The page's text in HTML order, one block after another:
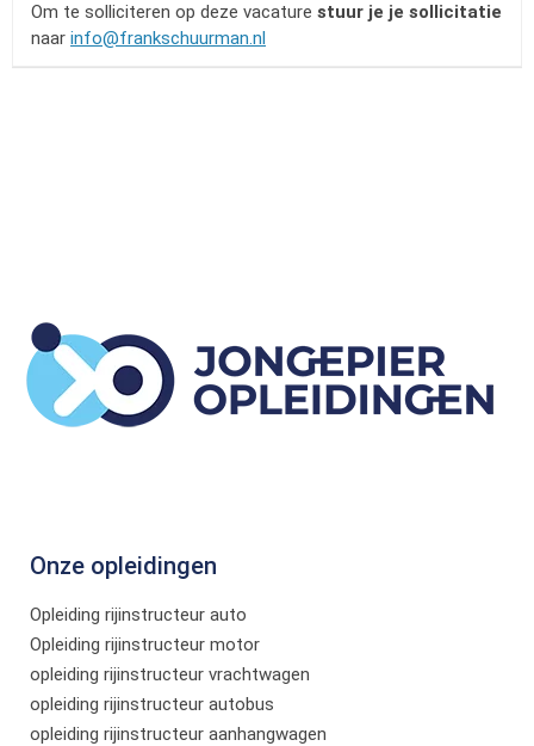
Om te solliciteren op deze vacature stuur je je sollicitatie
naar info@frankschuurman.nl
Onze opleidingen
Opleiding rijinstructeur auto
Opleiding rijinstructeur motor
opleiding rijinstructeur vrachtwagen
opleiding rijinstructeur autobus
opleiding rijinstructeur aanhangwagen